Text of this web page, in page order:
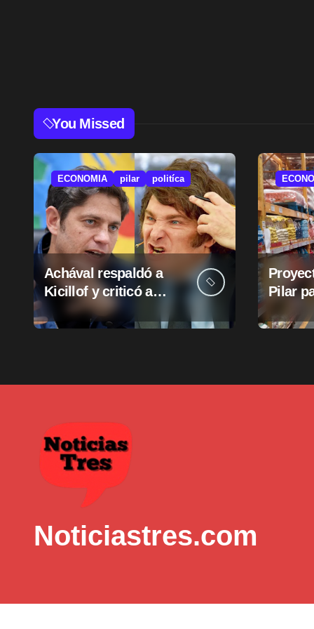
You Missed
ECONOMIA pilar politíca
Achával respaldó a
Kicillof y criticó a
Milei
Pilar
Noticiastres.com